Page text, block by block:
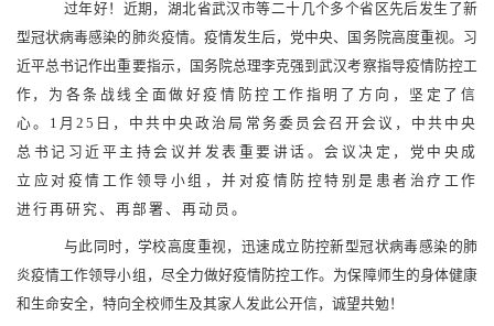
过年好！近期，湖北省武汉市等二十几个多个省区先后发生了新
型冠状病毒感染的肺炎疫情。疫情发生后，党中央、国务院高度重视。习
近平总书记作出重要指示，国务院总理李克强到武汉考察指导疫情防控工
作 ，为各条战线全面做好疫情防控工作指明了方向，坚定了信
心。 1月25日，中共中央政治局常务委员会召开会议，中共中央
总书记习近平主持会议并发表重要讲话。会议决定，党中央成
立应对疫情工作领导小组，并对疫情防控特别是患者治疗工作
进行再研究、再部署、再动员。
与此同时，学校高度重视，迅速成立防控新型冠状病毒感染的肺
炎疫情工作领导小组，尽全力做好疫情防控工作。为保障师生的身体健康
和生命安全，特向全校师生及其家人发此公开信，诚望共勉！